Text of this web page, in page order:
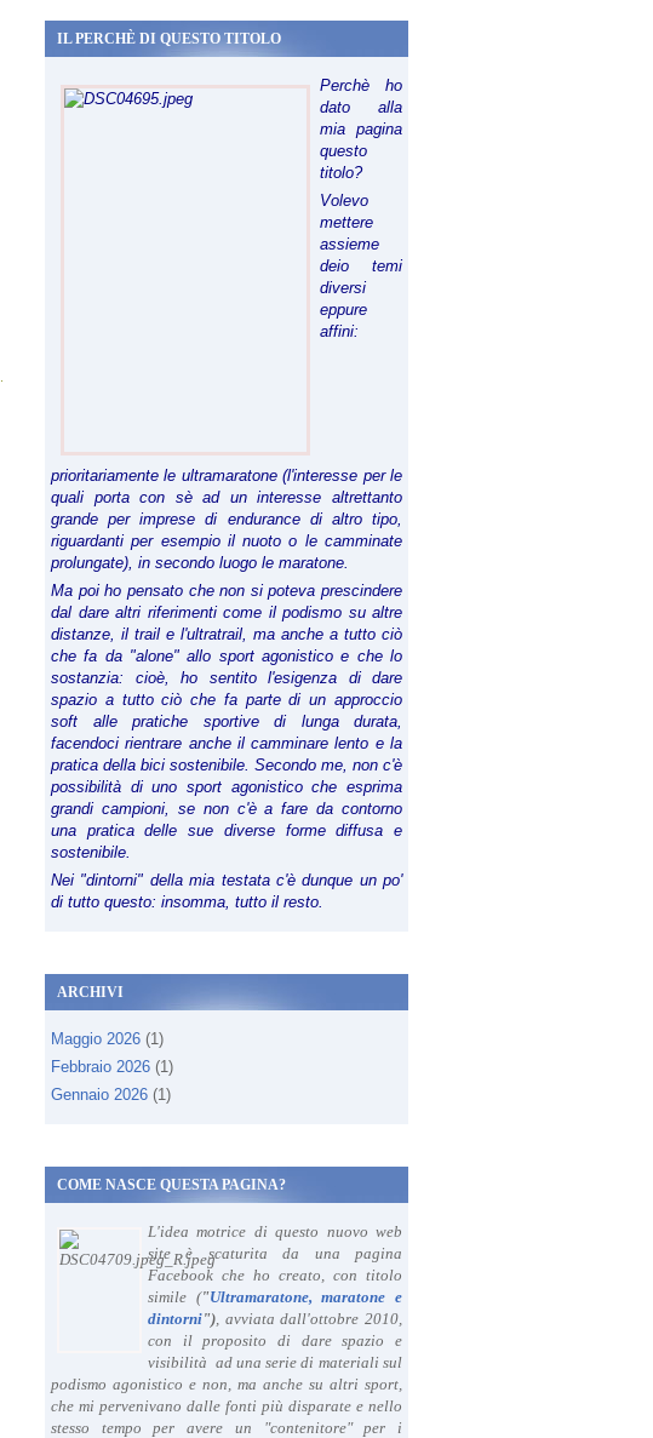
IL PERCHÈ DI QUESTO TITOLO
Perchè ho
dato alla
mia pagina
questo
titolo?
Volevo
mettere
assieme
deio temi
diversi
eppure
affini:
prioritariamente le ultramaratone (l'interesse per le
quali porta con sè ad un interesse altrettanto
grande per imprese di endurance di altro tipo,
riguardanti per esempio il nuoto o le camminate
prolungate), in secondo luogo le maratone.
Ma poi ho pensato che non si poteva prescindere
dal dare altri riferimenti come il podismo su altre
distanze, il trail e l'ultratrail, ma anche a tutto ciò
che fa da "alone" allo sport agonistico e che lo
sostanzia: cioè, ho sentito l'esigenza di dare
spazio a tutto ciò che fa parte di un approccio
soft alle pratiche sportive di lunga durata,
facendoci rientrare anche il camminare lento e la
pratica della bici sostenibile. Secondo me, non c'è
possibilità di uno sport agonistico che esprima
grandi campioni, se non c'è a fare da contorno
una pratica delle sue diverse forme diffusa e
sostenibile.
Nei "dintorni" della mia testata c'è dunque un po'
di tutto questo: insomma, tutto il resto.
ARCHIVI
Maggio 2026 (1)
Febbraio 2026 (1)
Gennaio 2026 (1)
COME NASCE QUESTA PAGINA?
L'idea motrice di questo nuovo web
site è scaturita da una pagina
Facebook che ho creato, con titolo
simile ("Ultramaratone, maratone e
dintorni"), avviata dall'ottobre 2010,
con il proposito di dare spazio e
visibilità ad una serie di materiali sul
podismo agonistico e non, ma anche su altri sport,
che mi pervenivano dalle fonti più disparate e nello
stesso tempo per avere un "contenitore" per i